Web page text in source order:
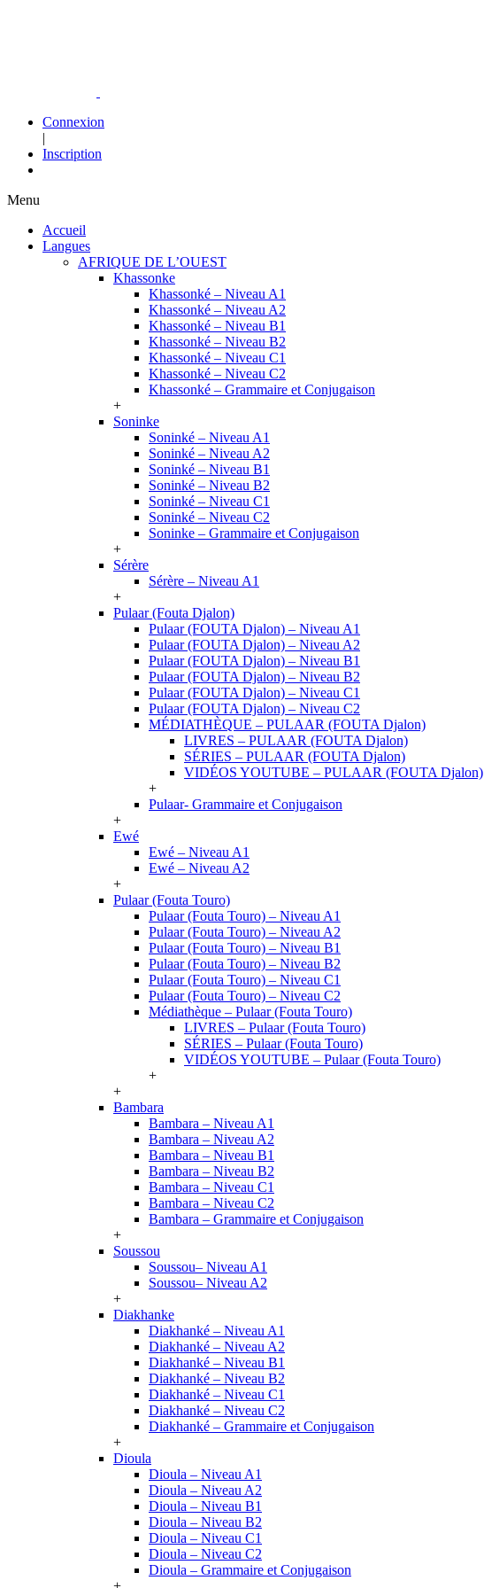
Connexion
|
Inscription
Menu
Accueil
Langues
AFRIQUE DE L’OUEST
Khassonke
Khassonké – Niveau A1
Khassonké – Niveau A2
Khassonké – Niveau B1
Khassonké – Niveau B2
Khassonké – Niveau C1
Khassonké – Niveau C2
Khassonké – Grammaire et Conjugaison
+
Soninke
Soninké – Niveau A1
Soninké – Niveau A2
Soninké – Niveau B1
Soninké – Niveau B2
Soninké – Niveau C1
Soninké – Niveau C2
Soninke – Grammaire et Conjugaison
+
Sérère
Sérère – Niveau A1
+
Pulaar (Fouta Djalon)
Pulaar (FOUTA Djalon) – Niveau A1
Pulaar (FOUTA Djalon) – Niveau A2
Pulaar (FOUTA Djalon) – Niveau B1
Pulaar (FOUTA Djalon) – Niveau B2
Pulaar (FOUTA Djalon) – Niveau C1
Pulaar (FOUTA Djalon) – Niveau C2
MÉDIATHÈQUE – PULAAR (FOUTA Djalon)
LIVRES – PULAAR (FOUTA Djalon)
SÉRIES – PULAAR (FOUTA Djalon)
VIDÉOS YOUTUBE – PULAAR (FOUTA Djalon)
+
Pulaar- Grammaire et Conjugaison
+
Ewé
Ewé – Niveau A1
Ewé – Niveau A2
+
Pulaar (Fouta Touro)
Pulaar (Fouta Touro) – Niveau A1
Pulaar (Fouta Touro) – Niveau A2
Pulaar (Fouta Touro) – Niveau B1
Pulaar (Fouta Touro) – Niveau B2
Pulaar (Fouta Touro) – Niveau C1
Pulaar (Fouta Touro) – Niveau C2
Médiathèque – Pulaar (Fouta Touro)
LIVRES – Pulaar (Fouta Touro)
SÉRIES – Pulaar (Fouta Touro)
VIDÉOS YOUTUBE – Pulaar (Fouta Touro)
+
+
Bambara
Bambara – Niveau A1
Bambara – Niveau A2
Bambara – Niveau B1
Bambara – Niveau B2
Bambara – Niveau C1
Bambara – Niveau C2
Bambara – Grammaire et Conjugaison
+
Soussou
Soussou– Niveau A1
Soussou– Niveau A2
+
Diakhanke
Diakhanké – Niveau A1
Diakhanké – Niveau A2
Diakhanké – Niveau B1
Diakhanké – Niveau B2
Diakhanké – Niveau C1
Diakhanké – Niveau C2
Diakhanké – Grammaire et Conjugaison
+
Dioula
Dioula – Niveau A1
Dioula – Niveau A2
Dioula – Niveau B1
Dioula – Niveau B2
Dioula – Niveau C1
Dioula – Niveau C2
Dioula – Grammaire et Conjugaison